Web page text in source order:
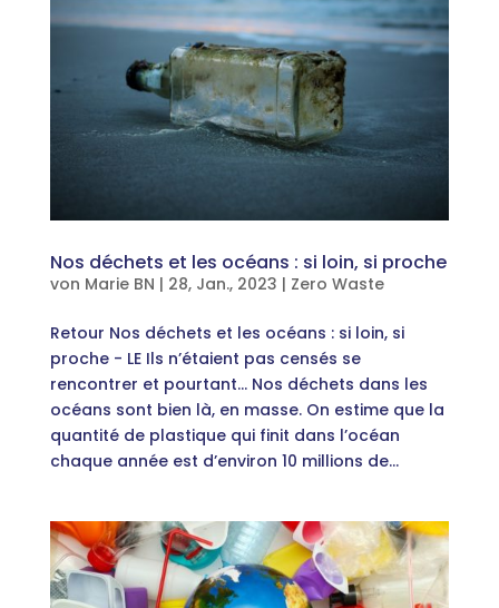
Nos déchets et les océans : si loin, si proche
von Marie BN | 28, Jan., 2023 | Zero Waste
Retour Nos déchets et les océans : si loin, si
proche - LE Ils n’étaient pas censés se
rencontrer et pourtant… Nos déchets dans les
océans sont bien là, en masse. On estime que la
quantité de plastique qui finit dans l’océan
chaque année est d’environ 10 millions de...